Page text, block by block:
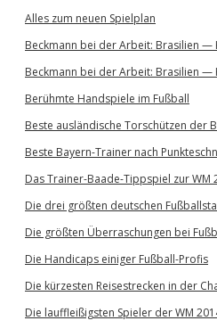
Alles zum neuen Spielplan
Beckmann bei der Arbeit: Brasilien —
Beckmann bei der Arbeit: Brasilien —
Berühmte Handspiele im Fußball
Beste ausländische Torschützen der
Beste Bayern-Trainer nach
Das Trainer-Baade-Tippspiel zur WM
Die drei größten deutschen
Die größten Überraschungen bei
Die Handicaps einiger Fußball-Profis
Die kürzesten Reisestrecken in der
Die lauffleißigsten Spieler der WM